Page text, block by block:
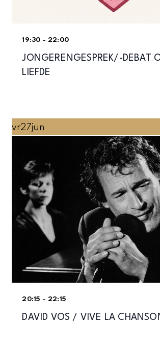
JONGERENGESPREK/-DEBAT
LIEFDE
19:30 - 22:00
vr27jun
DAVID VOS / VIVE LA
20:15 - 22:15